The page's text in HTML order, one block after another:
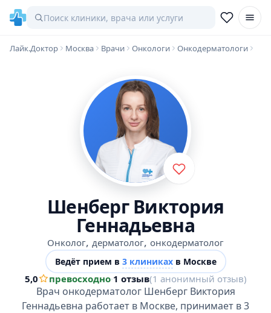
Лайк.Доктор Москва Врачи Онкологи Онкодерматологи
Шенберг Виктория
Геннадьевна
Онколог, дерматолог, онкодерматолог
Ведёт прием в 3 клиникахв Москве
5,0 превосходно·1 отзыв(1 анонимный отзыв)
Врач онкодерматолог Шенберг Виктория
Геннадьевна работает в Москве, принимает в 3